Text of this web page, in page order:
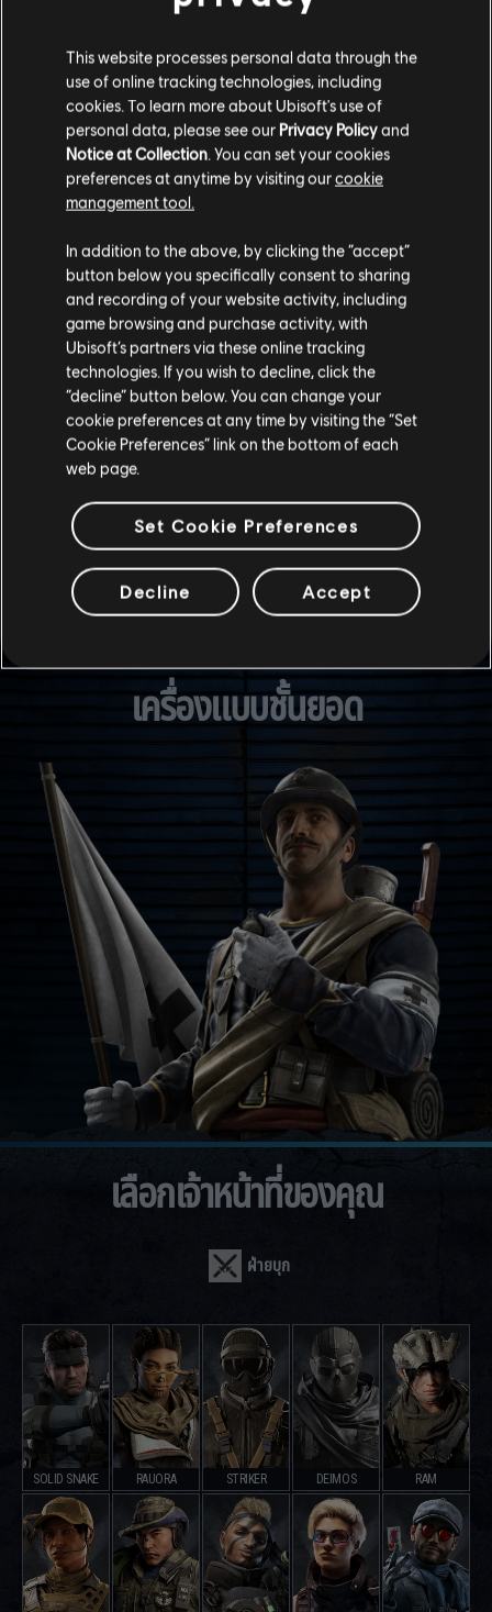
รายงานภาคสนามสะท้อนให้เห็นถึงความเสียสละของ Kateb แต่
กระนั้นเขาก็ยังเลือกที่จะปฏิบัติการด้านการต่อสู้ และนั่นทำให้ผม
รู้สึกสนใจเขา มันเกิดขึ้นตั้งแต่ก่อนที่เขาจะเล่าเรื่องตัวเองให้ผม
ฟังซะอีก ในขณะที่เขาปฏิบัติภารกิจแนวหน้าอยู่ที่แอฟริกาใต้นั้น
โรงพยาบาลที่ Kateb เคยทำงานถูกโจมตีอย่างหนักหน่วงโดย
กลุ่มทหารพื้นเมือง ผู้บาดเจ็บที่เขาพยายามช่วยเหลืออย่างสุด
ชีวิตถูกฆ่าทั้งหมด หลังจากเหตุการณ์นั้น เขาก็รู้ว่า เขาสามารถ
เลือกได้ว่าจะช่วยชีวิตผู้คนด้วยมีดผ่าตัดหรือกระสุนปืน […]
ทักษะเด่นอย่างการแก้ปัญหาความขัดแย้งของ Kateb เป็นเพียง
แค่หนึ่งในทักษะอันมากมายที่ทำให้เขาเป็นคนสำคัญของ
Rainbow ทีมเชื่อมั่นและเคารพเขาอย่างไม่ต้องสงสัย เขามี
ความสัมพันธ์ที่เหนียวแน่นกับ ผู้ชำนาญการ Emmanuelle
“Twitch” Pichon ด้วยความที่ Pichon ก็เป็นคนที่ใช้
เทคโนโลยีเพื่อช่วยลดความเสี่ยงต่อชีวิตให้กับผู้คน แต่ก็แย่
หน่อยที่เขายังคงไม่ชอบหน้า ผู้ชำนาญการ Olivier “Lion”
Flament เพราะเขาไปเห็นเพื่อนร่วมงานถูกฆ่าตอนขั้นตอนกักกัน
แต่ตอนนี้มันก็ดีขึ้นแล้ว ถ้าไม่ไปพูดถึงมันขึ้นมาล่ะก็นะ นี่ก็ดีที่สุด
เท่าที่เราหวังได้แล้ว
-- ดร. Harishva "Harry" Pandey ผู้อำนวยการของ
Rainbow
เครื่องแบบชั้นยอด
เลือกเจ้าหน้าที่ของคุณ
ฝ่ายบุก
SOLID SNAKE RAUORA STRIKER DEIMOS RAM
This website processes personal data through the
use of online tracking technologies, including
cookies. To learn more about Ubisoft's use of
personal data, please see our Privacy Policyand
Notice at Collection. You can set your cookies
preferences at anytime by visiting ourcookie
management tool.
In addition to the above, by clicking the “accept”
button below you specifically consent to sharing
and recording of your website activity, including
game browsing and purchase activity, with
Ubisoft’s partners via these online tracking
technologies. If you wish to decline, click the
“decline” button below. You can change your
cookie preferences at any time by visiting the “Set
Cookie Preferences” link on the bottom of each
web page.
Set Cookie Preferences
Decline Accept